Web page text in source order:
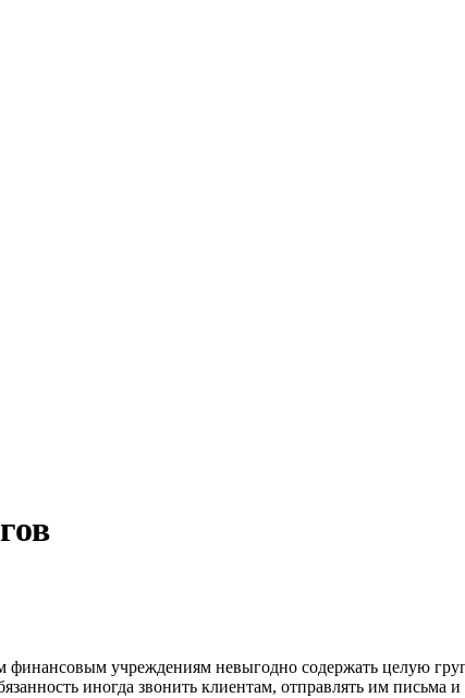
учреждениям невыгодно содержать целую
иногда звонить клиентам, отправлять им письма